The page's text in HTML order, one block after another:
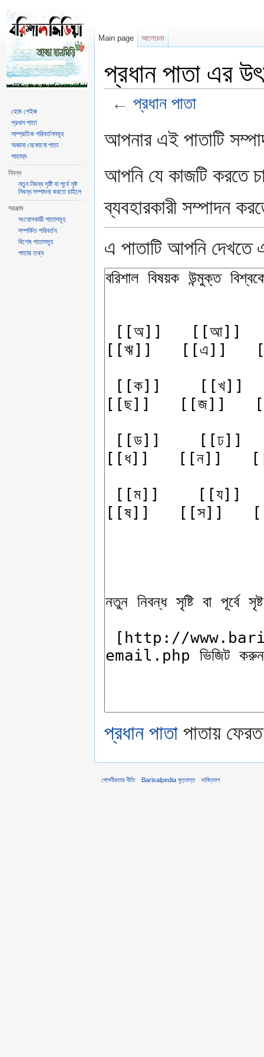
প্রধান পাতা এর
← প্রধান পাতা
আপনার এই পাতাটি
আপনি যে কাজটি করতে
ব্যবহারকারী সম্পাদন
এ পাতাটি আপনি দেখতে
প্রধান পাতা পাতায়
Main page আলোচনা
হোম পেইজ
প্রধান পাতা
সাম্প্রতিক পরিবর্তনসমূহ
অজানা যেকোনো পাতা
সাহায্য
নিবন্ধ
নতুন নিবন্ধ সৃষ্টি বা পূর্বে সৃষ্ট
নিবন্ধ সম্পাদনা করতে চাইলে
সরঞ্জাম
সংযোগকারী পাতাসমূহ
সম্পর্কিত পরিবর্তন
বিশেষ পাতাসমূহ
পাতার তথ্য
গোপনীয়তার নীতি Barisalpedia বৃত্তান্ত দাবিত্যাগ